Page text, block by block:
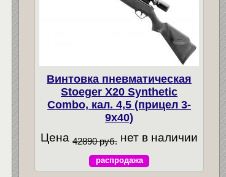
Винтовка пневматическая
Stoeger X20 Synthetic
Combo, кал. 4,5 (прицел 3-
9х40)
Цена 42890 руб. нет в наличии
распродажа